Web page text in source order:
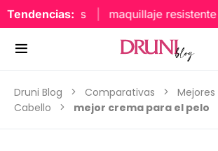
Tendencias: maquillaje resistente al
Druni Blog Comparativas
Cabello
mejor crema para el pelo